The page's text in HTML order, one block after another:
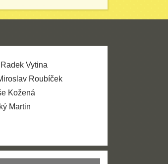
Radek Vytina
Roubíček
Kožená
Martin